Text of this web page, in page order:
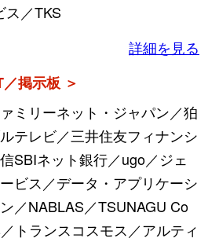
／TKS
詳細を見る
掲示板 ＞
ミリーネット・ジャパン／狛
テレビ／三井住友フィナンシ
SBIネット銀行／ugo／ジェ
ビス／データ・アプリケーシ
／NABLAS／TSUNAGU Co
トランスコスモス／アルティ